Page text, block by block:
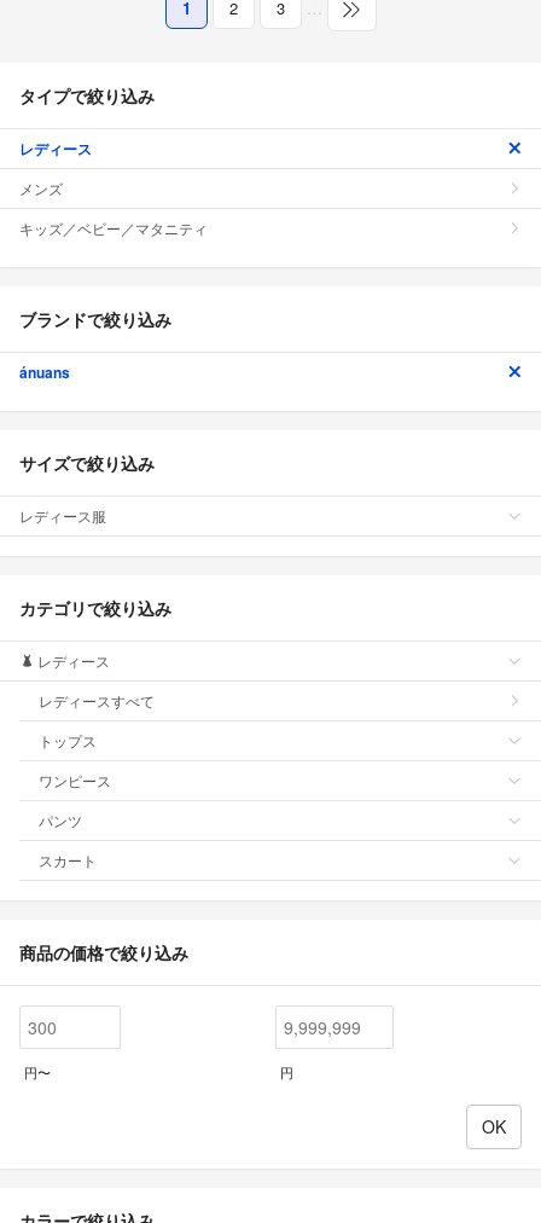
1 2 3 …
タイプで絞り込み
レディース
メンズ
キッズ／ベビー／マタニティ
ブランドで絞り込み
ánuans
サイズで絞り込み
レディース服
カテゴリで絞り込み
レディース
レディースすべて
トップス
ワンピース
パンツ
スカート
商品の価格で絞り込み
円〜 円